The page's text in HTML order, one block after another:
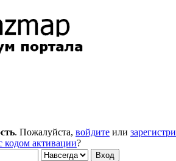
. Пожалуйста, войдите или
кодом активации?